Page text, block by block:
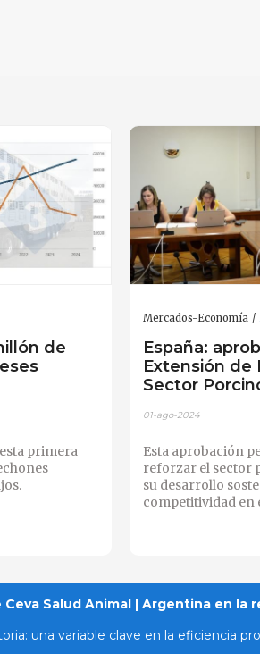
de
primera
Mercados-Economía
España:
Extensión de
Sector
01-ago-2024
Esta aprobación
reforzar el sector
su desarrollo
competitividad en
Salud Animal | Argentina en la
una variable clave en la eficiencia